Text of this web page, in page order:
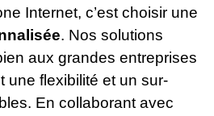
Internet, c’est choisir une
. Nos solutions
aux grandes entreprises
une flexibilité et un sur-
En collaborant avec